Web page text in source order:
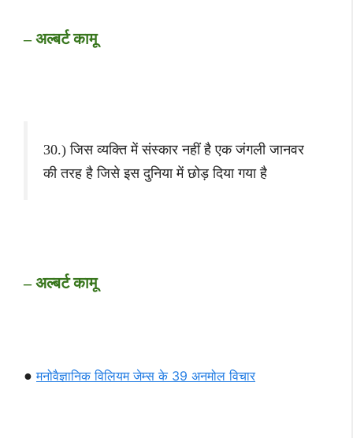
– अल्बर्ट कामू
30.) जिस व्यक्ति में संस्कार नहीं है एक जंगली जानवर
की तरह है जिसे इस दुनिया में छोड़ दिया गया है
– अल्बर्ट कामू
●मनोवैज्ञानिक विलियम जेम्स के 39 अनमोल विचार